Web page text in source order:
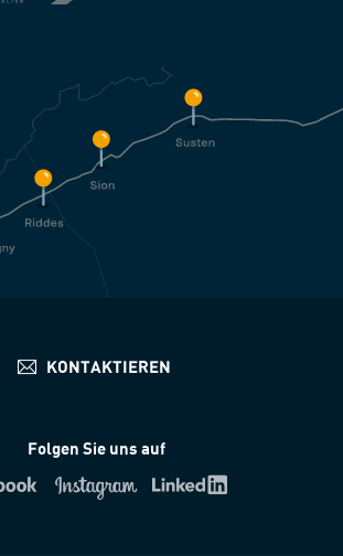
Folgen Sie uns auf